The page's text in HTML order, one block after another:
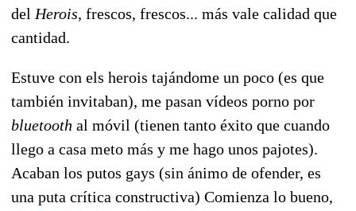
del Herois, frescos, frescos... más vale calidad que
cantidad.
Estuve con els herois tajándome un poco (es que
también invitaban), me pasan vídeos porno por
bluetooth al móvil (tienen tanto éxito que cuando
llego a casa meto más y me hago unos pajotes).
Acaban los putos gays (sin ánimo de ofender, es
una puta crítica constructiva) Comienza lo bueno,